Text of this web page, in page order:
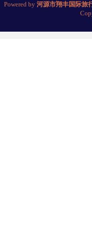
Powered by 河源市翔丰国际旅